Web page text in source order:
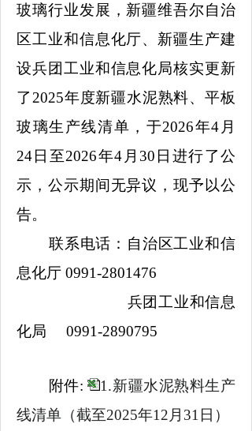
玻璃行业发展，新疆维吾尔自治
区工业和信息化厅、新疆生产建
设兵团工业和信息化局核实更新
了2025年度新疆水泥熟料、平板
玻璃生产线清单，于2026年4月
24日至2026年4月30日进行了公
示，公示期间无异议，现予以公
告。
联系电话：自治区工业和信
息化厅 0991-2801476
兵团工业和信息
化局 0991-2890795
附件:
1.新疆水泥熟料生产
线清单（截至2025年12月31日）